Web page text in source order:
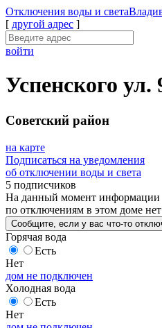
Отключения воды и света
[ другой адрес ]
войти
Успенского ул.
Советский район
на карте
Подписаться на уведомления
об отключении воды и света
5 подписчиков
На данный момент информации
по отключениям в этом доме нет
Сообщите , если у вас что-то
Горячая вода
Есть
Нет
дом не подключен
Холодная вода
Есть
Нет